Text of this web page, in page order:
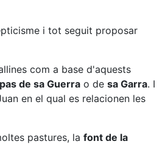
i tot seguit proposar
com a base d'aquests
pas de sa Guerra o de sa Garra. I
en el qual es relacionen les
pastures, la font de la